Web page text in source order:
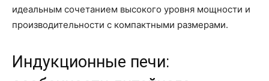
идеальным сочетанием высокого уровня мощности и
производительности с компактными размерами.
Индукционные печи: